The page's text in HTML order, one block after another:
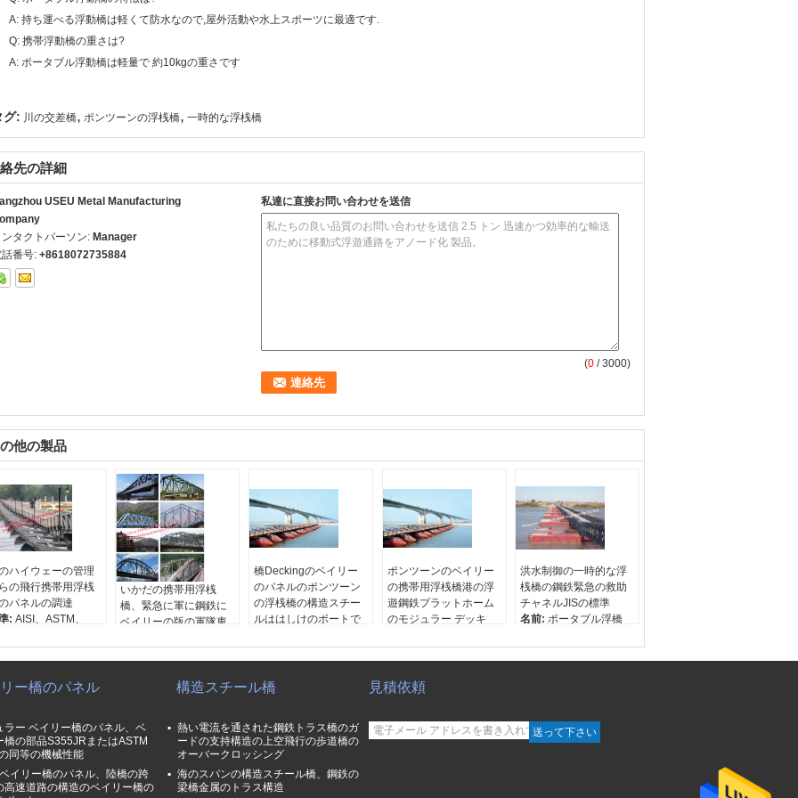
A: 持ち運べる浮動橋は軽くて防水なので,屋外活動や水上スポーツに最適です.
Q: 携帯浮動橋の重さは?
A: ポータブル浮動橋は軽量で 約10kgの重さです
グ: 川の交差橋, ポンツーンの浮桟橋, 一時的な浮桟橋
先の詳細
USEU Metal Manufacturing
ンタクトパーソン: Manager
話番号: +8618072735884
私達に直接お問い合わせを送信
(0 / 3000)
他の製品
ハイウェーの管理
の飛行携帯用浮桟
パネルの調達
: AISI、ASTM、
NZS
: 各パネルまたはカ
いかだの携帯用浮桟
橋、緊急に軍に鋼鉄に
ベイリーの版の軍隊車
AiSi、ASTM、
原産地:
杭州、中国
橋Deckingのベイリー
のパネルのポンツーン
の浮桟橋の構造スチー
ルははしけのボートで
寸法:標準 3m 各パネル
モデル番号:
タイプ:モジュラーデッ
キ型組立鋼橋
ポンツーンのベイリー
の携帯用浮桟橋港の浮
遊鋼鉄プラットホーム
のモジュラー デッキ
原産地:杭州、中国
モデル番号:
洪水制御の一時的な浮
桟橋の鋼鉄緊急の救助
チャネルJISの標準
名前:ポータブル浮橋
ブランド名:FAMOUS
ー橋のパネル
ラー ベイリー橋のパネル、ベ
橋の部品S355JRまたはASTM
同等の機械性能
イリー橋のパネル、陸橋の跨
高速道路の構造のベイリー橋の
構造スチール橋
熱い電流を通された鋼鉄トラス橋のガ
ードの支持構造の上空飛行の歩道橋の
オーバークロッシング
海のスパンの構造スチール橋、鋼鉄の
梁橋金属のトラス構造
見積依頼
送って下さい